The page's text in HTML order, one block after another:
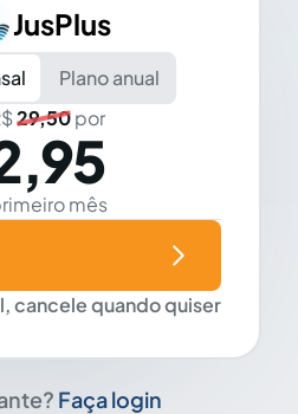
JusPlus
Plano anual
29,50por
mês
cancele quando quiser
Faça login